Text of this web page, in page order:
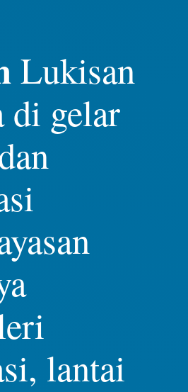
Lukisan
di gelar
lantai